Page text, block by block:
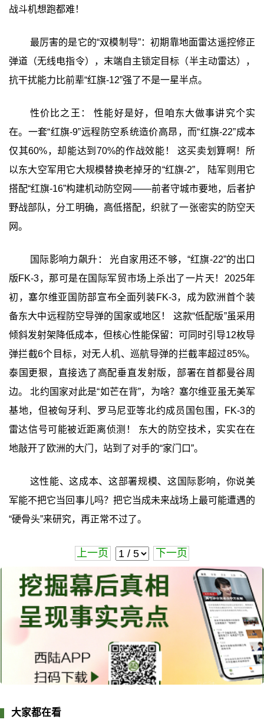
战斗机想跑都难！
最厉害的是它的“双模制导”：初期靠地面雷达遥控修正
弹道（无线电指令），末端自主锁定目标（半主动雷达），
抗干扰能力比前辈“红旗-12”强了不是一星半点。
性价比之王： 性能好是好，但咱东大做事讲究个实
在。一套“红旗-9”远程防空系统造价高昂，而“红旗-22”成本
仅其60%，却能达到70%的作战效能！ 这买卖划算啊！所
以东大空军用它大规模替换老掉牙的“红旗-2”， 陆军则用它
搭配“红旗-16”构建机动防空网——前者守城市要地，后者护
野战部队，分工明确，高低搭配，织就了一张密实的防空天
网。
国际影响力飙升： 光自家用还不够，“红旗-22”的出口
版FK-3，那可是在国际军贸市场上杀出了一片天！2025年
初，塞尔维亚国防部宣布全面列装FK-3，成为欧洲首个装
备东大中远程防空导弹的国家或地区！ 这款“低配版”虽采用
倾斜发射架降低成本，但核心性能保留：可同时引导12枚导
弹拦截6个目标，对无人机、巡航导弹的拦截率超过85%。
泰国更狠，直接选了高配垂直发射版，部署在首都曼谷周
边。 北约国家对此是“如芒在背”，为啥？塞尔维亚虽无美军
基地，但被匈牙利、罗马尼亚等北约成员国包围，FK-3的
雷达信号可能被近距离侦测！ 东大的防空技术，实实在在
地敲开了欧洲的大门，站到了对手的“家门口”。
这性能、这成本、这部署规模、这国际影响，你说美
军能不把它当回事儿吗？把它当成未来战场上最可能遭遇的
“硬骨头”来研究，再正常不过了。
上一页 下一页
大家都在看